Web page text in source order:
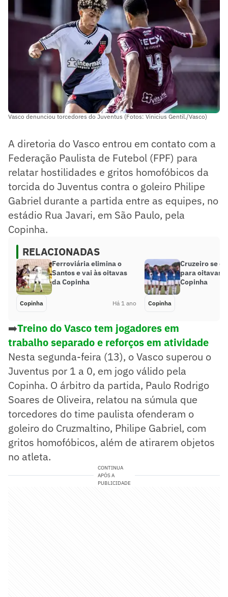
Vasco denunciou torcedores do Juventus (Fotos: Vinicius Gentil./Vasco)
A diretoria do Vasco entrou em contato com a
Federação Paulista de Futebol (FPF) para
relatar hostilidades e gritos homofóbicos da
torcida do Juventus contra o goleiro Philipe
Gabriel durante a partida entre as equipes, no
estádio Rua Javari, em São Paulo, pela
Copinha.
RELACIONADAS
Ferroviária elimina o
Santos e vai às oitavas
da Copinha
Copinha Há 1 ano
Cruzeiro se
para oitavas
Copinha
Copinha
➡️Treino do Vasco tem jogadores em
trabalho separado e reforços em atividade
Nesta segunda-feira (13), o Vasco superou o
Juventus por 1 a 0, em jogo válido pela
Copinha. O árbitro da partida, Paulo Rodrigo
Soares de Oliveira, relatou na súmula que
torcedores do time paulista ofenderam o
goleiro do Cruzmaltino, Philipe Gabriel, com
gritos homofóbicos, além de atirarem objetos
no atleta.
CONTINUA
APÓS A
PUBLICIDADE